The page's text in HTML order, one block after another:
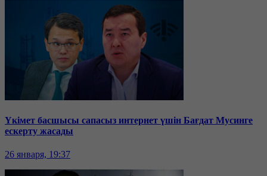
Үкімет басшысы сапасыз интернет үшін Бағдат Мусинге
ескерту жасады
26 января, 19:37